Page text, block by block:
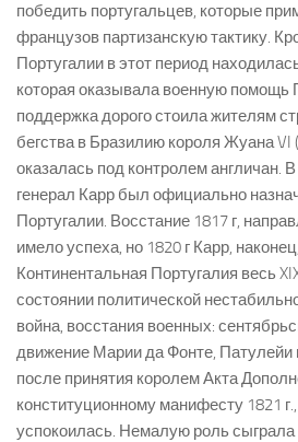
победить португальцев, которые
французов партизанскую тактику.
Португалии в этот период
которая оказывала военную помощь
поддержка дорого стоила жителям
бегства в Бразилию короля Жуана VI
оказалась под контролем англичан. В
генерал Карр был официально
Португалии. Восстание 1817 г,
имело успеха, но 1820 г Карр,
Континентальная Португалия весь
состоянии политической
война, восстания военных:
движение Марии да Фонте, Патулейи
после принятия королем Акта
конституционному манифесту 1821
успокоилась. Немалую роль сыграла